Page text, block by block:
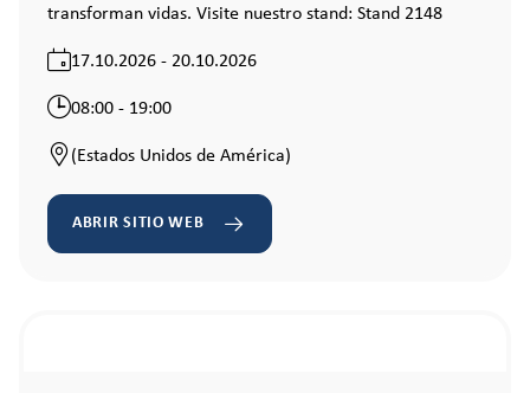
transforman vidas. Visite nuestro stand: Stand 2148
17.10.2026 - 20.10.2026
08:00 - 19:00
(Estados Unidos de América)
ABRIR SITIO WEB